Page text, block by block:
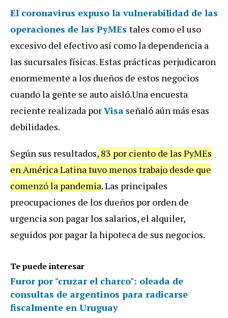
El coronavirus expuso la vulnerabilidad de las
operaciones de las PyMEs tales como el uso
excesivo del efectivo así como la dependencia a
las sucursales físicas. Estas prácticas perjudicaron
enormemente a los dueños de estos negocios
cuando la gente se auto aisló.Una encuesta
reciente realizada porVisa señaló aún más esas
debilidades.
Según sus resultados, 83 por ciento de las PyMEs
en América Latina tuvo menos trabajo desde que
comenzó la pandemia. Las principales
preocupaciones de los dueños por orden de
urgencia son pagar los salarios, el alquiler,
seguidos por pagar la hipoteca de sus negocios.
Te puede interesar
Furor por "cruzar el charco": oleada de
consultas de argentinos para radicarse
fiscalmente en Uruguay